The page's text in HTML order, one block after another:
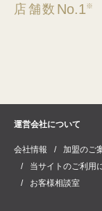
店舗数 No.1※
運営会社について
会社情報 加盟のご
当サイトのご利用
お客様相談室